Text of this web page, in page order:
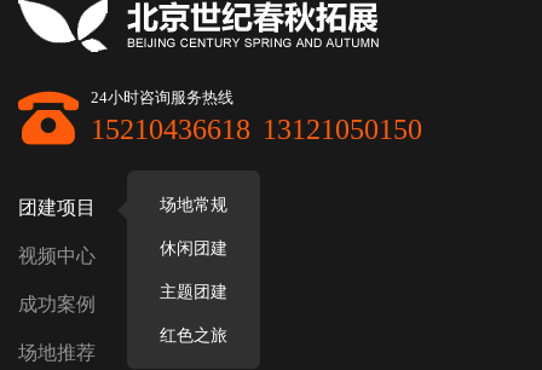
24小时咨询服务热线
15210436618 13121050150
团建项目 场地常规
休闲团建
主题团建
红色之旅
视频中心
成功案例
场地推荐